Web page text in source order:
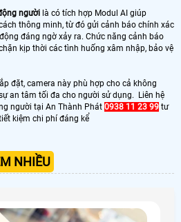
người là có tích hợp Modul AI giúp
thông minh, từ đó gửi cảnh báo chính xác
đáng ngờ xảy ra. Chức năng cảnh báo
kịp thời các tình huống xâm nhập, bảo vệ
đặt, camera này phù hợp cho cả không
an tâm tối đa cho người sử dụng. Liên hệ
người tại An Thành Phát 0938 11 23 99 tư
kiệm chi phí đáng kể
NHIỀU